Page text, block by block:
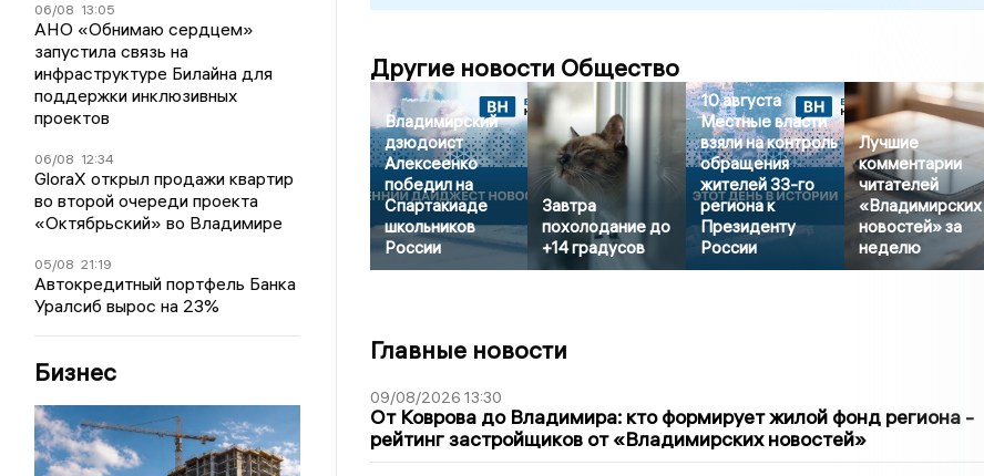
06/08 13:05
АНО «Обнимаю сердцем»
запустила связь на
инфраструктуре Билайна для
поддержки инклюзивных
проектов
06/08 12:34
GloraX открыл продажи квартир
во второй очереди проекта
«Октябрьский» во Владимире
05/08 21:19
Автокредитный портфель Банка
Уралсиб вырос на 23%
Бизнес
Другие новости Общество
Владимирский
дзюдоист
Алексеенко
победил на
Спартакиаде
школьников
России
Завтра
похолодание до
+14 градусов
10 августа
Местные власти
взяли на контроль
обращения
жителей 33-го
региона к
Президенту
России
Лучшие
комментарии
читателей
«Владимирских
новостей» за
неделю
Главные новости
09/08/2026 13:30
От Коврова до Владимира: кто формирует жилой фонд региона -
рейтинг застройщиков от «Владимирских новостей»